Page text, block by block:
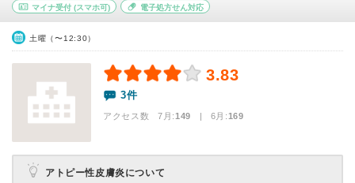
マイナ受付 (スマホ可) 電子処方せん対応
土曜（〜12:30）
3.83
3件
アクセス数 7月:149 | 6月:169
アトピー性皮膚炎について